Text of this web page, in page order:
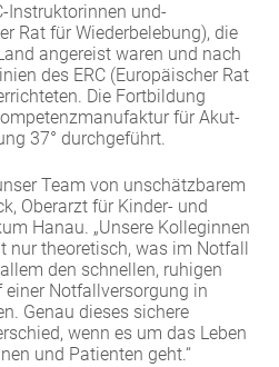
Instruktorinnen und-
Rat für Wiederbelebung), die
angereist waren und nach
des ERC (Europäischer Rat
Die Fortbildung
für Akut-
37° durchgeführt.
Team von unschätzbarem
Oberarzt für Kinder- und
Hanau. „Unsere Kolleginnen
nur theoretisch, was im Notfall
den schnellen, ruhigen
Notfallversorgung in
Genau dieses sichere
wenn es um das Leben
und Patienten geht.“